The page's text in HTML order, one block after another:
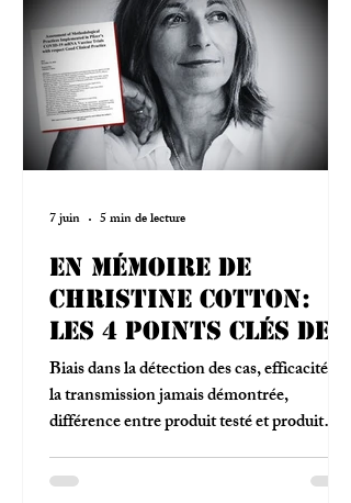
En mémoire de
Christine Cotton:
les 4 points clés de
son rapport sur le
vaccin Pfizer
Biais dans la détection des cas, efficacité sur
la transmission jamais démontrée,
différence entre produit testé et produit
commercialisé, affaire Ventavia:
L'Impertinent décrypte le rapport Cotton
7 juin 5 min de lecture